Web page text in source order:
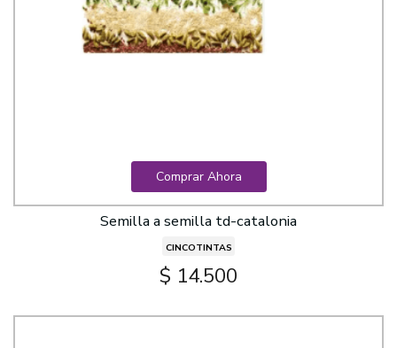
Comprar Ahora
Semilla a semilla td-catalonia
CINCOTINTAS
$ 14.500